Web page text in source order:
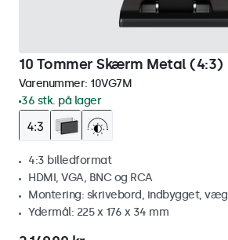
10 Tommer Skærm Metal (4:3)
Varenummer: 10VG7M
36 stk. på lager
4:3 billedformat
HDMI, VGA, BNC og RCA
Montering: skrivebord, indbygget, væg
Ydermål: 225 x 176 x 34 mm